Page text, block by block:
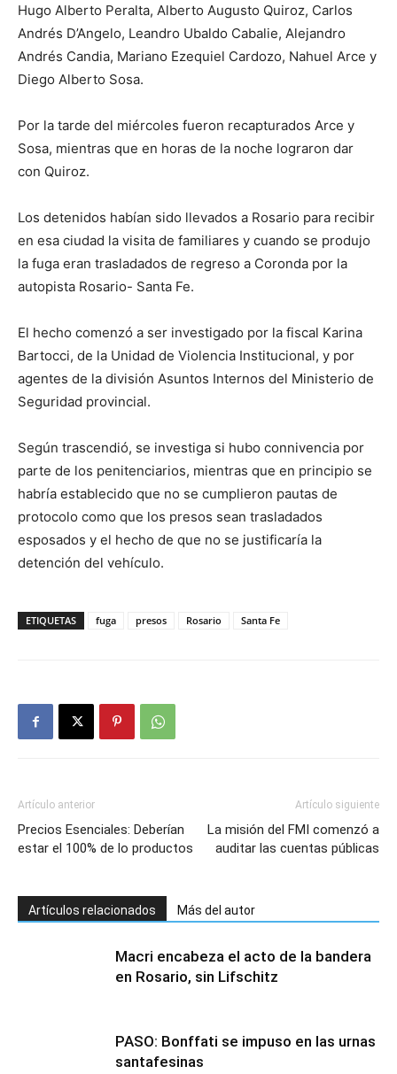
Hugo Alberto Peralta, Alberto Augusto Quiroz, Carlos
Andrés D’Angelo, Leandro Ubaldo Cabalie, Alejandro
Andrés Candia, Mariano Ezequiel Cardozo, Nahuel Arce y
Diego Alberto Sosa.
Por la tarde del miércoles fueron recapturados Arce y
Sosa, mientras que en horas de la noche lograron dar
con Quiroz.
Los detenidos habían sido llevados a Rosario para recibir
en esa ciudad la visita de familiares y cuando se produjo
la fuga eran trasladados de regreso a Coronda por la
autopista Rosario- Santa Fe.
El hecho comenzó a ser investigado por la fiscal Karina
Bartocci, de la Unidad de Violencia Institucional, y por
agentes de la división Asuntos Internos del Ministerio de
Seguridad provincial.
Según trascendió, se investiga si hubo connivencia por
parte de los penitenciarios, mientras que en principio se
habría establecido que no se cumplieron pautas de
protocolo como que los presos sean trasladados
esposados y el hecho de que no se justificaría la
detención del vehículo.
ETIQUETAS fuga presos Rosario Santa Fe
Artículo anterior
Precios Esenciales: Deberían
estar el 100% de lo productos
Artículo siguiente
La misión del FMI comenzó a
auditar las cuentas públicas
Artículos relacionados Más del autor
Macri encabeza el acto de la bandera
en Rosario, sin Lifschitz
PASO: Bonffati se impuso en las urnas
santafesinas